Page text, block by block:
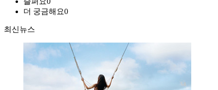
더 궁금해요0
최신뉴스